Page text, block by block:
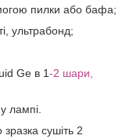
пилки або бафа;
ультрабонд;
Ge в 1-2 шари,
лампі.
сушіть 2